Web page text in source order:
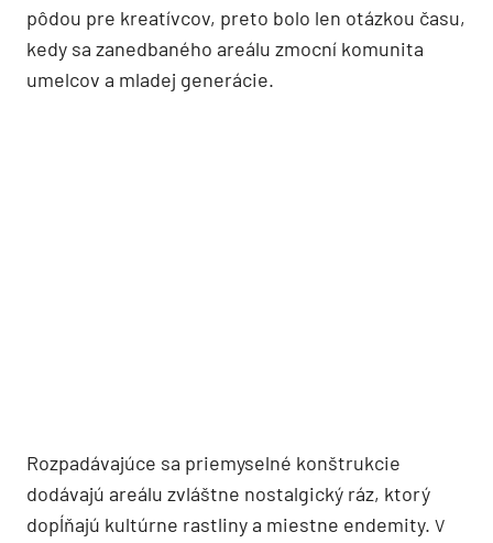
pôdou pre kreatívcov, preto bolo len otázkou času,
kedy sa zanedbaného areálu zmocní komunita
umelcov a mladej generácie.
Rozpadávajúce sa priemyselné konštrukcie
dodávajú areálu zvláštne nostalgický ráz, ktorý
dopĺňajú kultúrne rastliny a miestne endemity. V